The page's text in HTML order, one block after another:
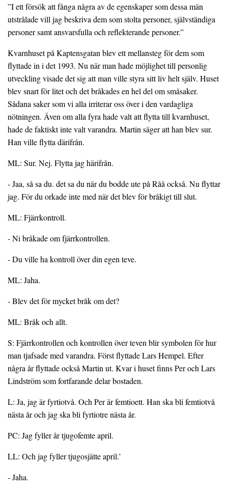
”I ett försök att fånga några av de egenskaper som dessa män
utstrålade vill jag beskriva dem som stolta personer, självständiga
personer samt ansvarsfulla och reflekterande personer.”
Kvarnhuset på Kaptensgatan blev ett mellansteg för dem som
flyttade in i det 1993. Nu när man hade möjlighet till personlig
utveckling visade det sig att man ville styra sitt liv helt själv. Huset
blev snart för litet och det bråkades en hel del om småsaker.
Sådana saker som vi alla irriterar oss över i den vardagliga
nötningen. Även om alla fyra hade valt att flytta till kvarnhuset,
hade de faktiskt inte valt varandra. Martin säger att han blev sur.
Han ville flytta därifrån.
ML: Sur. Nej. Flytta jag härifrån.
- Jaa, så sa du. det sa du när du bodde ute på Råå också. Nu flyttar
jag. För du orkade inte med när det blev för bråkigt till slut.
ML: Fjärrkontroll.
- Ni bråkade om fjärrkontrollen.
- Du ville ha kontroll över din egen teve.
ML: Jaha.
- Blev det för mycket bråk om det?
ML: Bråk och allt.
S: Fjärrkontrollen och kontrollen över teven blir symbolen för hur
man tjafsade med varandra. Först flyttade Lars Hempel. Efter
några år flyttade också Martin ut. Kvar i huset finns Per och Lars
Lindström som fortfarande delar bostaden.
L: Ja, jag är fyrtiotvå. Och Per är femtioett. Han ska bli femtiotvå
nästa år och jag ska bli fyrtiotre nästa år.
PC: Jag fyller år tjugofemte april.
LL: Och jag fyller tjugosjätte april.’
- Jaha.